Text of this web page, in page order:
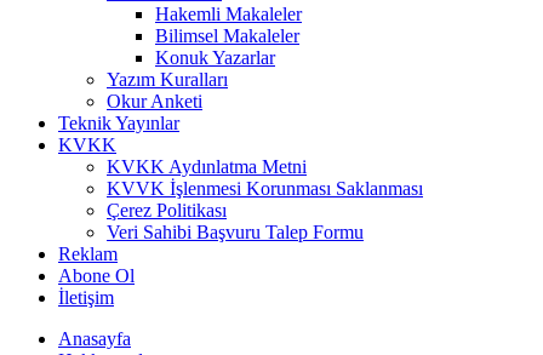
Hakemli Makaleler
Bilimsel Makaleler
Konuk Yazarlar
Yazım Kuralları
Okur Anketi
Teknik Yayınlar
KVKK
KVKK Aydınlatma Metni
KVVK İşlenmesi Korunması Saklanması
Çerez Politikası
Veri Sahibi Başvuru Talep Formu
Reklam
Abone Ol
İletişim
Anasayfa